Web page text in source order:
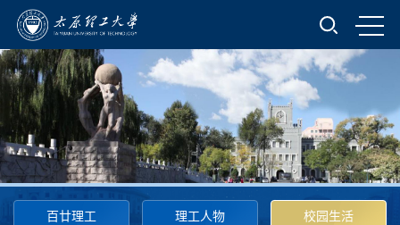
百廿理工 理工人物 校园生活